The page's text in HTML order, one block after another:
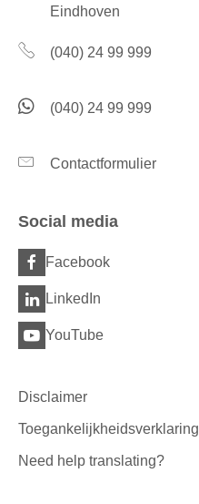
Eindhoven
(040) 24 99 999
(040) 24 99 999
Contactformulier
Social media
Facebook
LinkedIn
YouTube
Disclaimer
Toegankelijkheidsverklaring
Need help translating?